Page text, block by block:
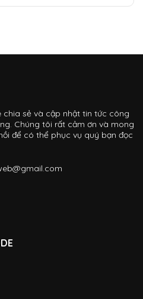
chia sẻ và cập nhật tin tức công
Chúng tôi rất cảm ơn và mong
để có thể phục vụ quý bạn đọc